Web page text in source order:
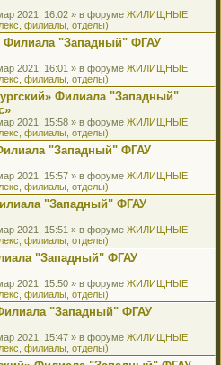
2021, 16:02 » в форуме ЖИЛИЩНЫЕ
филиалы, отделы)
Филиала "Западный" ФГАУ
2021, 16:01 » в форуме ЖИЛИЩНЫЕ
филиалы, отделы)
Филиала "Западный"
2021, 15:58 » в форуме ЖИЛИЩНЫЕ
филиалы, отделы)
"Западный" ФГАУ
2021, 15:57 » в форуме ЖИЛИЩНЫЕ
филиалы, отделы)
"Западный" ФГАУ
2021, 15:51 » в форуме ЖИЛИЩНЫЕ
филиалы, отделы)
"Западный" ФГАУ
2021, 15:50 » в форуме ЖИЛИЩНЫЕ
филиалы, отделы)
"Западный" ФГАУ
2021, 15:47 » в форуме ЖИЛИЩНЫЕ
филиалы, отделы)